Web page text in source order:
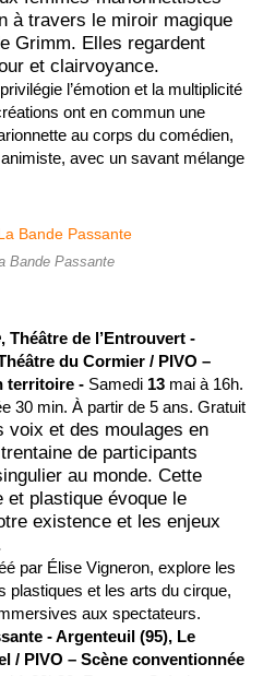
à travers le miroir magique
Grimm. Elles regardent
et clairvoyance.
privilégie l’émotion et la multiplicité
ont en commun une
au corps du comédien,
avec un savant mélange
Bande Passante
, Théâtre de l’Entrouvert -
du Cormier / PIVO –
territoire - Samedi 13 mai à 16h.
30 min. À partir de 5 ans. Gratuit
et des moulages en
de participants
au monde. Cette
et plastique évoque le
existence et les enjeux
par Élise Vigneron, explore les
plastiques et les arts du cirque,
aux spectateurs.
-Argenteuil (95), Le
/ PIVO – Scène conventionnée